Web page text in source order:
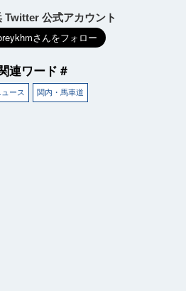
Twitter 公式アカウント
連ワード＃
ース 関内・馬車道